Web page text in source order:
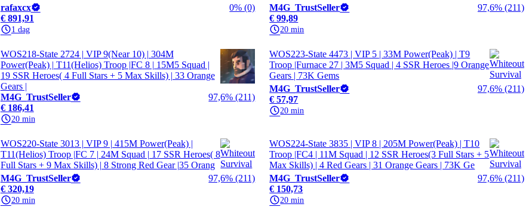
rafaxcx
0% (0)
€ 891,91
1 dag
M4G_TrustSeller
97,6% (211)
€ 99,89
20 min
WOS218-State 2724 | VIP 9(Near 10) | 304M
Power(Peak) | T11(Helios) Troop |FC 8 | 15M5 Squad |
19 SSR Heroes( 4 Full Stars + 5 Max Skills) | 33 Orange
Gears |
M4G_TrustSeller
97,6% (211)
€ 186,41
20 min
WOS223-State 4473 | VIP 5 | 33M Power(Peak) | T9
Troop |Furnace 27 | 3M5 Squad | 4 SSR Heroes |9 Orange
Gears | 73K Gems
M4G_TrustSeller
97,6% (211)
€ 57,97
20 min
WOS220-State 3013 | VIP 9 | 415M Power(Peak) |
T11(Helios) Troop |FC 7 | 24M Squad | 17 SSR Heroes( 8
Full Stars + 9 Max Skills) | 8 Strong Red Gear |35 Orang
M4G_TrustSeller
97,6% (211)
€ 320,19
20 min
WOS224-State 3835 | VIP 8 | 205M Power(Peak) | T10
Troop |FC4 | 11M Squad | 12 SSR Heroes(3 Full Stars + 5
Max Skills) | 4 Red Gears | 31 Orange Gears | 73K Ge
M4G_TrustSeller
97,6% (211)
€ 150,73
20 min